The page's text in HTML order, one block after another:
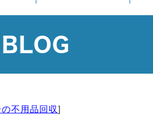
BLOG
不用品回収]